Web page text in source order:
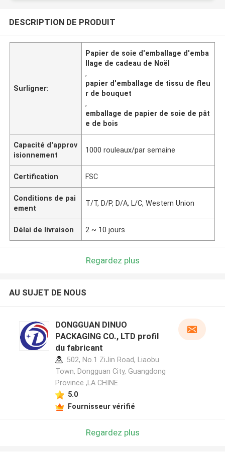
DESCRIPTION DE PRODUIT
Surligner:
Papier de soie d'emballage d'emba
llage de cadeau de Noël
,
papier d'emballage de tissu de fleu
r de bouquet
,
emballage de papier de soie de pât
e de bois
Capacité d'approv
isionnement
1000 rouleaux/par semaine
Certification FSC
Conditions de pai
ement
T/T, D/P, D/A, L/C, Western Union
Délai de livraison 2 ~ 10 jours
Regardez plus
AU SUJET DE NOUS
DONGGUAN DINUO
PACKAGING CO., LTD profil
du fabricant
502, No.1 ZiJin Road, Liaobu
Town, Dongguan City, Guangdong
Province ,LA CHINE
5.0
Fournisseur vérifié
Regardez plus